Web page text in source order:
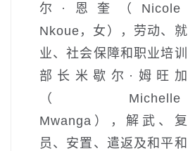
尔·恩奎（Nicole
Nkoue，女），劳动、就
业、社会保障和职业培训
部长米歇尔·姆旺加
（Michelle
Mwanga），解武、复
员、安置、遣返及和平和